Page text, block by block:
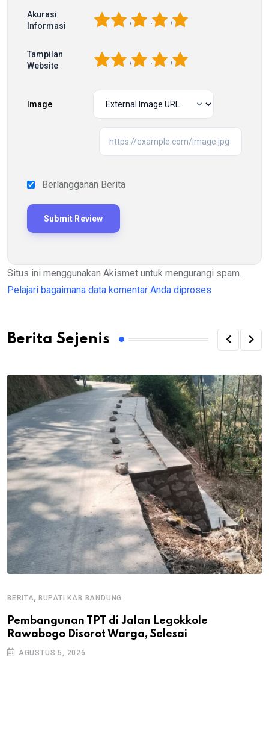
Akurasi
Informasi
5
4
3
2
Tampilan
Website
5
4
3
2
Image
Berlangganan Berita
Situs ini menggunakan Akismet untuk mengurangi spam.
Pelajari bagaimana data komentar Anda diproses
Berita Sejenis
BERITA, BUPATI KAB BANDUNG
Pembangunan TPT di Jalan Legokkole
Rawabogo Disorot Warga, Selesai
AGUSTUS 5, 2026